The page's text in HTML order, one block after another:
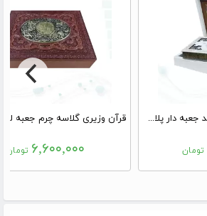
قرآن وزیری گالینگور سفید جعبه دار پلاک رنگی نفیس
تومان ۶,۶۰۰,۰۰۰ تومان